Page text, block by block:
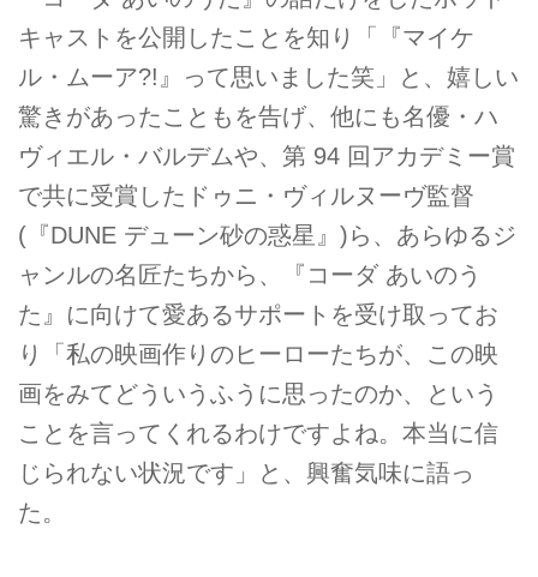
キャストを公開したことを知り「『マイケ
ル・ムーア?!』って思いました笑」と、嬉しい
驚きがあったこともを告げ、他にも名優・ハ
ヴィエル・バルデムや、第 94 回アカデミー賞
で共に受賞したドゥニ・ヴィルヌーヴ監督
(『DUNE デューン砂の惑星』)ら、あらゆるジ
ャンルの名匠たちから、『コーダ あいのう
た』に向けて愛あるサポートを受け取ってお
り「私の映画作りのヒーローたちが、この映
画をみてどういうふうに思ったのか、という
ことを言ってくれるわけですよね。本当に信
じられない状況です」と、興奮気味に語っ
た。